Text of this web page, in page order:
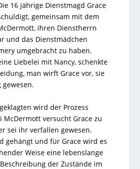
16 jährige Dienstmagd Grace
gemeinsam mit dem
ihren Dienstherrn
und das Dienstmädchen
umgebracht zu haben.
Liebelei mit Nancy, schenkte
man wirft Grace vor, sie
wird der Prozess
McDermott versucht Grace zu
sei ihr verfallen gewesen.
gehängt und für Grace wird es
Weise eine lebenslange
der Zustände im